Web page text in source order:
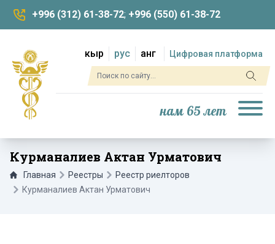
+996 (312) 61-38-72; +996 (550) 61-38-72
кыр рус анг Цифровая платформа
нам 65 лет
Курманалиев Актан Урматович
Главная Реестры
Реестр риелторов
Курманалиев Актан Урматович